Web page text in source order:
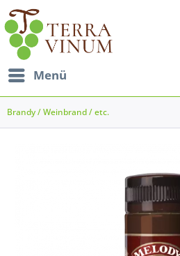
Menü
Brandy / Weinbrand / etc.